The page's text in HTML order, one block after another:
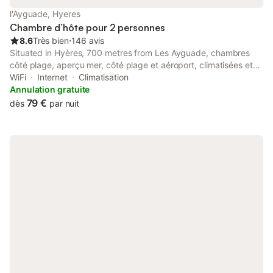
l'Ayguade, Hyeres
Chambre d’hôte pour 2 personnes
8.6Très bien⋅146 avis
Situated in Hyères, 700 metres from Les Ayguade, chambres
côté plage, aperçu mer, côté plage et aéroport, climatisées et
parking gratuit has free bikes, parking on-site and rooms with
free WiFi access.
WiFi Internet
Climatisation
Annulation gratuite
dès 79 € par nuit